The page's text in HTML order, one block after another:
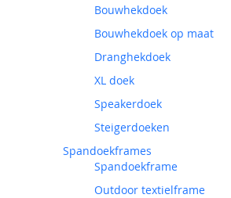
Bouwhekdoek
Bouwhekdoek op maat
Dranghekdoek
XL doek
Speakerdoek
Steigerdoeken
Spandoekframes
Spandoekframe
Outdoor textielframe